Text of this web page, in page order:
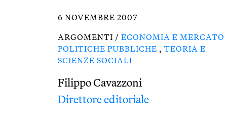
6 NOVEMBRE 2007
ARGOMENTI / ECONOMIA E MERCATO
POLITICHE PUBBLICHE , TEORIA E
SCIENZE SOCIALI
Filippo Cavazzoni
Direttore editoriale